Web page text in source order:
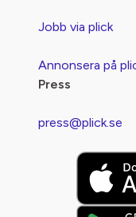
Jobb via plick
Annonsera på
Press
press@plick.se